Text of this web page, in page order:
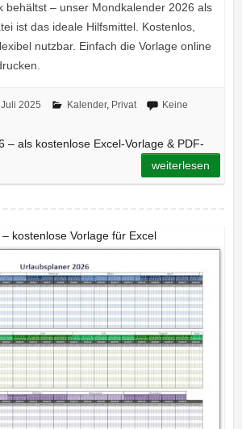
behältst – unser Mondkalender 2026 als
ist das ideale Hilfsmittel. Kostenlos,
nutzbar. Einfach die Vorlage online
2025 Kalender, Privat
Keine
– als kostenlose Excel-Vorlage & PDF-
weiterlesen
kostenlose Vorlage für Excel